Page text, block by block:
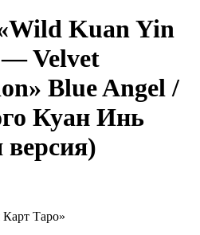
Kuan Yin
— Velvet
Blue Angel /
Куан Инь
версия)
Таро»